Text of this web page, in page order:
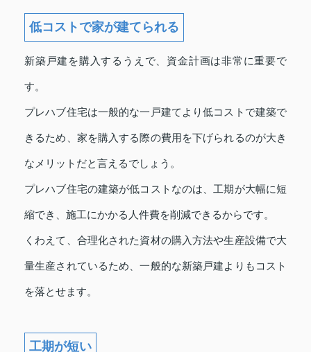
低コストで家が建てられる
新築戸建を購入するうえで、資金計画は非常に重要で
す。
プレハブ住宅は一般的な一戸建てより低コストで建築で
きるため、家を購入する際の費用を下げられるのが大き
なメリットだと言えるでしょう。
プレハブ住宅の建築が低コストなのは、工期が大幅に短
縮でき、施工にかかる人件費を削減できるからです。
くわえて、合理化された資材の購入方法や生産設備で大
量生産されているため、一般的な新築戸建よりもコスト
を落とせます。
工期が短い